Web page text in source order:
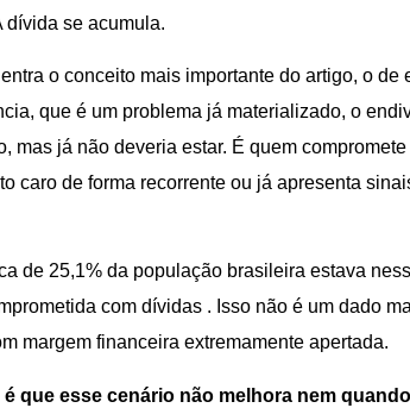
dívida se acumula.
o conceito mais importante do artigo, o de
que é um problema já materializado, o
mas já não deveria estar. É quem
caro de forma recorrente ou já apresenta
de 25,1% da população brasileira estava
com dívidas . Isso não é um dado
margem financeira extremamente apertada.
que esse cenário não melhora nem